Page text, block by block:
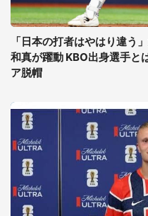
「日本の打者はやはり違う
和真が躍動 KBO出身選手と
ア脱帽